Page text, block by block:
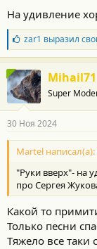
На удивление
Б
л
а
г
о
д
а
н
о
с
и
:
zar1 выразил
Mihail71
Super
30 Ноя 2024
Martel написал(а):
"Руки вверх"- на
про Сергея
Какой то
Только песни
Тяжело все таки